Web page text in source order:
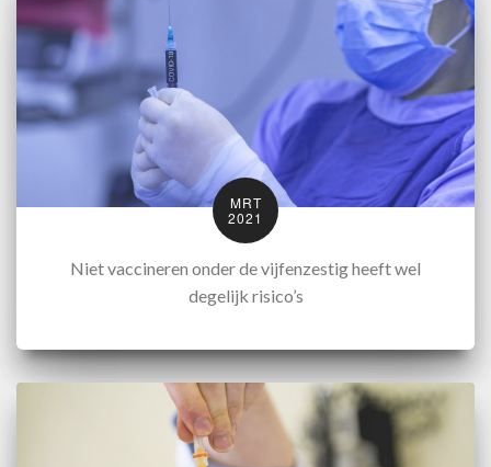
MRT
2021
Niet vaccineren onder de vijfenzestig heeft wel
degelijk risico’s